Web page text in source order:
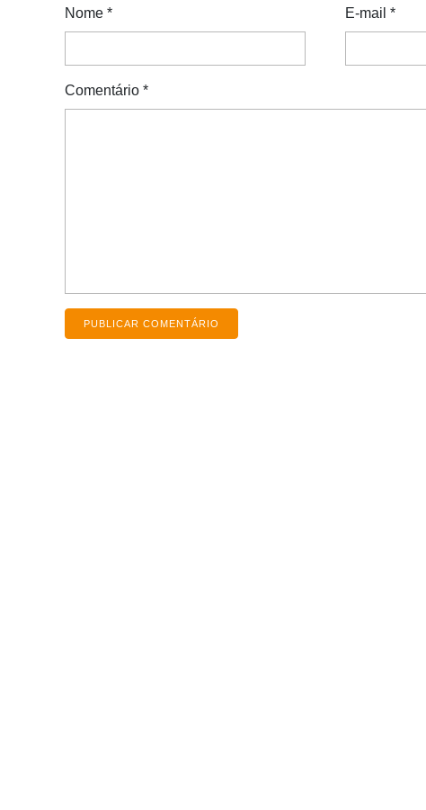
Nome * E-mail*
Comentário *